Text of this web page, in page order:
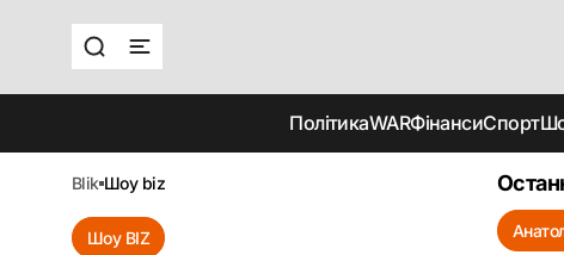
ПолітикаWARФінансиСпорт
blik шоу biz
Шоу BIZ